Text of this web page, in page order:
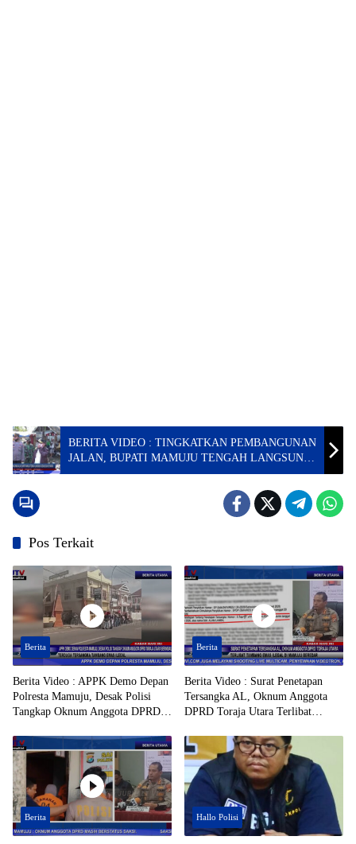
BERITA VIDEO : TINGKATKAN PEMBANGUNAN
JALAN, BUPATI MAMUJU TENGAH LANGSUNG
SOSIALISASI KE WARGA
Pos Terkait
Berita
Berita Video : APPK Demo Depan
Polresta Mamuju, Desak Polisi
Tangkap Oknum Anggota DPRD
Tersangka Tambang Emas Ilegal
Berita
Berita Video : Surat Penetapan
Tersangka AL, Oknum Anggota
DPRD Toraja Utara Terlibat
Beredar
Berita Hallo Polisi